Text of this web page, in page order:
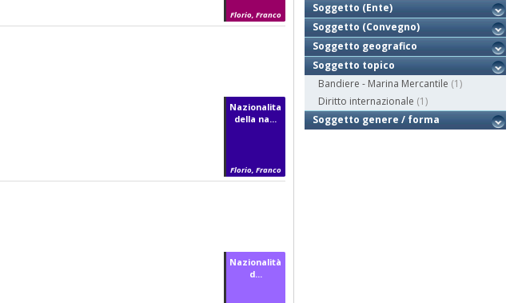
Florio, Franco
Nazionalita
della na...
Florio, Franco
Nazionalità
d...
Soggetto (Ente)
Soggetto (Convegno)
Soggetto geografico
Soggetto topico
Bandiere - Marina Mercantile (1)
Diritto internazionale (1)
Soggetto genere / forma